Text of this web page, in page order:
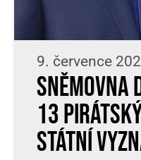
9. července
13
státní